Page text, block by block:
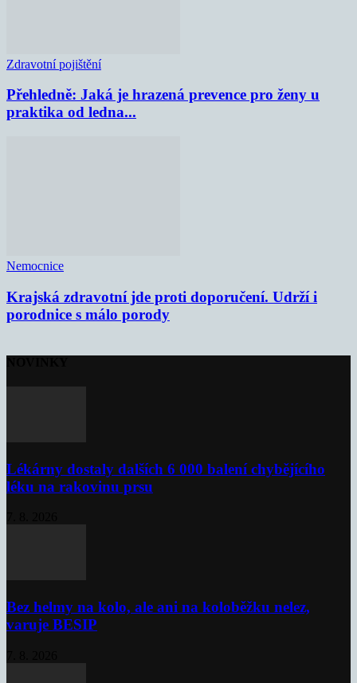
Zdravotní pojištění
Přehledně: Jaká je hrazená prevence pro ženy u
praktika od ledna...
Nemocnice
Krajská zdravotní jde proti doporučení. Udrží i
porodnice s málo porody
Lékárny dostaly dalších 6 000 balení chybějícího
léku na rakovinu prsu
Bez helmy na kolo, ale ani na koloběžku nelez,
varuje BESIP